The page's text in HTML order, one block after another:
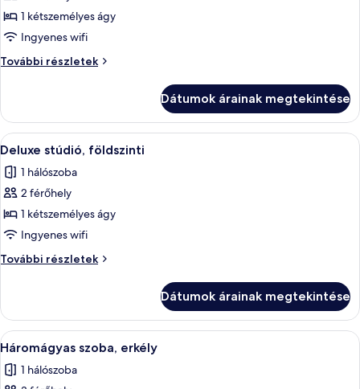
megtekintése:
Szoba
ággyal,
1 kétszemélyes ágy
Ingyenes wifi
További részletek
Szoba
további
részletei
Dátumok árainak megtekintése
A
következő
szoba
összes
képének
megtekintése:
Deluxe
stúdió,
Egy modern hálószoba, melyben
7
Deluxe stúdió, földszinti
1 hálószoba
2 férőhely
1 kétszemélyes ágy
Ingyenes wifi
További részletek
Deluxe
részletei
Dátumok árainak megtekintése
A
következő
szoba
Egy szállodai szoba két ággyal,
5
Háromágyas szoba, erkély
1 hálószoba